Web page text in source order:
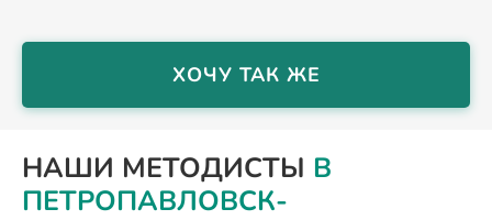
ХОЧУ ТАК ЖЕ
НАШИ МЕТОДИСТЫ В
ПЕТРОПАВЛОВСК-